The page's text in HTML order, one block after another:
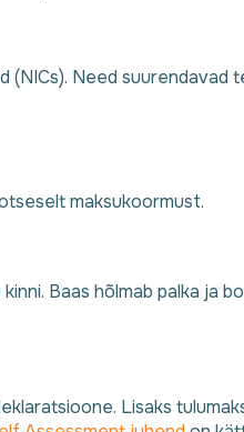
(NICs). Need
maksukoormust.
Baas hõlmab palka ja
Lisaks